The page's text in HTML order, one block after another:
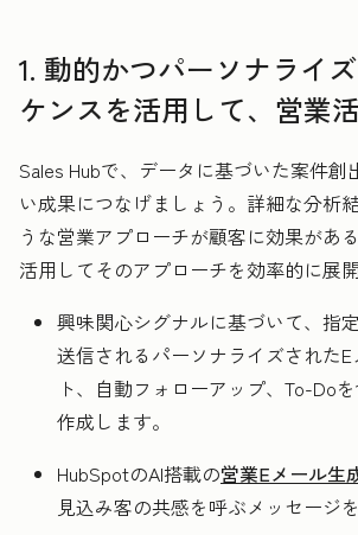
1. 動的かつパーソナライ
ケンスを活用して、営業
Sales Hubで、データに基づいた案件創
い成果につなげましょう。詳細な分析
うな営業アプローチが顧客に効果があ
活用してそのアプローチを効率的に展
興味関心シグナルに基づいて、指
送信されるパーソナライズされた
ト、自動フォローアップ、To-Do
作成します。
HubSpotのAI搭載の営業Eメール生
見込み客の共感を呼ぶメッセージ